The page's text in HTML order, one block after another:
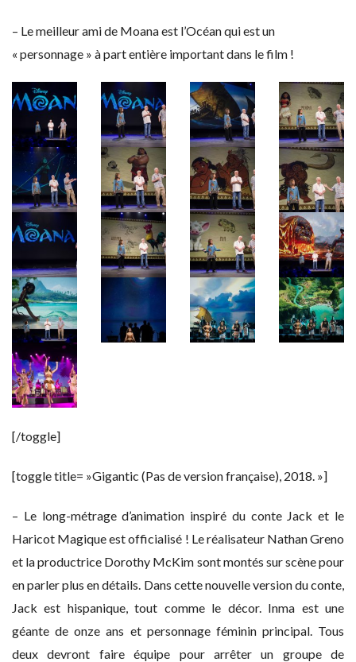
– Le meilleur ami de Moana est l’Océan qui est un
« personnage » à part entière important dans le film !
[/toggle]
[toggle title= »Gigantic (Pas de version française), 2018. »]
– Le long-métrage d’animation inspiré du conte Jack et le
Haricot Magique est officialisé ! Le réalisateur Nathan Greno
et la productrice Dorothy McKim sont montés sur scène pour
en parler plus en détails. Dans cette nouvelle version du conte,
Jack est hispanique, tout comme le décor. Inma est une
géante de onze ans et personnage féminin principal. Tous
deux devront faire équipe pour arrêter un groupe de